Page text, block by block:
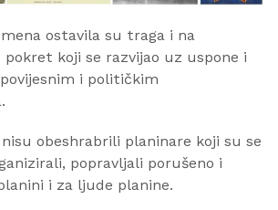
ostavila su traga i na
koji se razvijao uz uspone i
i političkim
obeshrabrili planinare koji su se
popravljali porušeno i
i za ljude planine.